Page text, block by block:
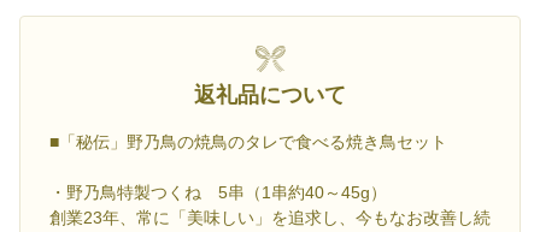
返礼品について
■「秘伝」野乃鳥の焼鳥のタレで食べる焼き鳥セット
・野乃鳥特製つくね 5串（1串約40～45g）
創業23年、常に「美味しい」を追求し、今もなお改善し続